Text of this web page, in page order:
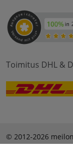
Toimitus DHL &
© 2012-2026